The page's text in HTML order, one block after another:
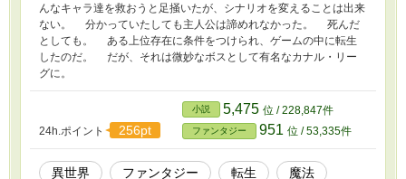
んなキャラ達を救おうと足掻いたが、シナリオを変えることは出来
ない。 分かっていたしても主人公は諦めれなかった。 死んだ
としても。 ある上位存在に条件をつけられ、ゲームの中に転生
したのだ。 だが、それは微妙なボスとして有名なカナル・リー
グに。
24h.ポイント 256pt
小説 5,475 位 / 228,847件
ファンタジー 951 位 / 53,335件
異世界 ファンタジー 転生
魔法